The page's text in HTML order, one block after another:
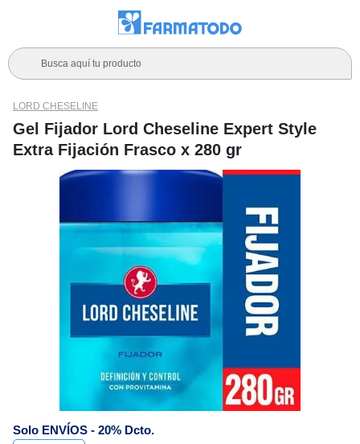
Busca aquí tu producto
Solo ENVÍOS - 20% Dcto.
LORD CHESELINE
Gel Fijador Lord Cheseline Expert Style
Extra Fijación Frasco x 280 gr